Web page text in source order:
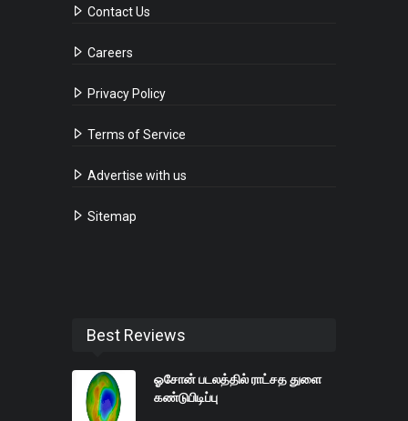
Contact Us
Careers
Privacy Policy
Terms of Service
Advertise with us
Sitemap
Best Reviews
ஓசோன் படலத்தில் ராட்சத துளை
கண்டுபிடிப்பு